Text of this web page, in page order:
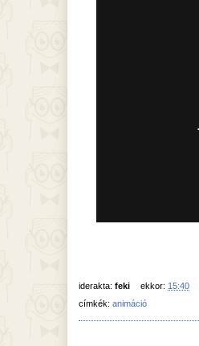
iderakta: feki ekkor: 15:40
címkék: animáció